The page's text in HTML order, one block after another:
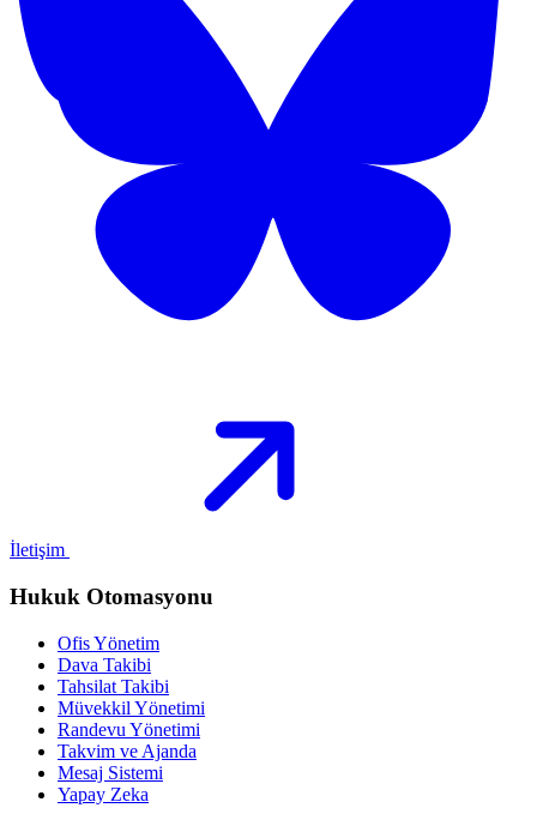
İletişim
Hukuk Otomasyonu
Ofis Yönetim
Dava Takibi
Tahsilat Takibi
Müvekkil Yönetimi
Randevu Yönetimi
Takvim ve Ajanda
Mesaj Sistemi
Yapay Zeka